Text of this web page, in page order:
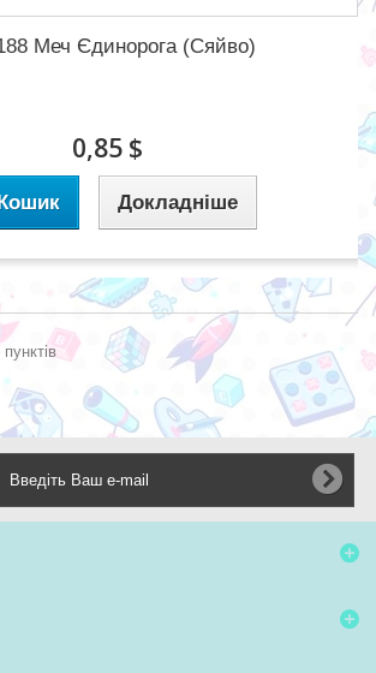
Меч Єдинорога (Сяйво)
0,85 $
Докладніше